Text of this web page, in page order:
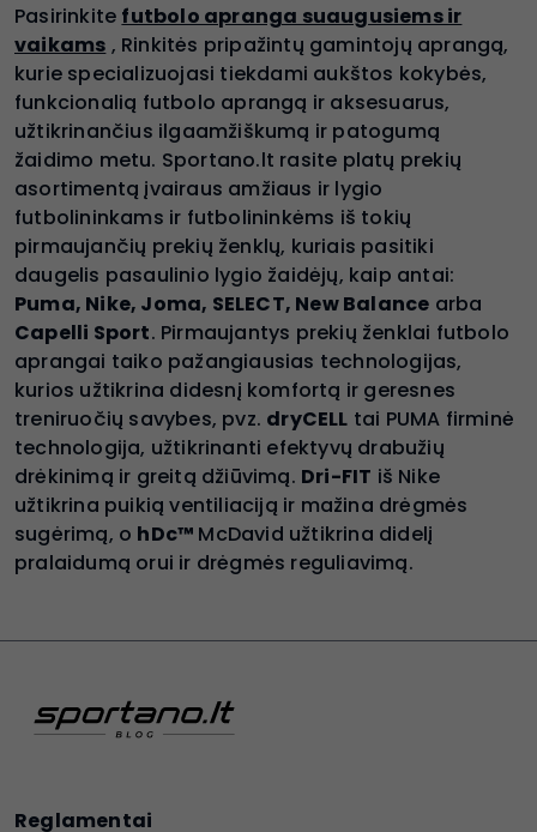
Pasirinkite futbolo apranga suaugusiems ir
vaikams , Rinkitės pripažintų gamintojų aprangą,
kurie specializuojasi tiekdami aukštos kokybės,
funkcionalią futbolo aprangą ir aksesuarus,
užtikrinančius ilgaamžiškumą ir patogumą
žaidimo metu. Sportano.lt rasite platų prekių
asortimentą įvairaus amžiaus ir lygio
futbolininkams ir futbolininkėms iš tokių
pirmaujančių prekių ženklų, kuriais pasitiki
daugelis pasaulinio lygio žaidėjų, kaip antai:
Puma, Nike, Joma, SELECT, New Balance arba
Capelli Sport. Pirmaujantys prekių ženklai futbolo
aprangai taiko pažangiausias technologijas,
kurios užtikrina didesnį komfortą ir geresnes
treniruočių savybes, pvz. dryCELL tai PUMA firminė
technologija, užtikrinanti efektyvų drabužių
drėkinimą ir greitą džiūvimą. Dri-FIT iš Nike
užtikrina puikią ventiliaciją ir mažina drėgmės
sugėrimą, o hDc™ McDavid užtikrina didelį
pralaidumą orui ir drėgmės reguliavimą.
Reglamentai